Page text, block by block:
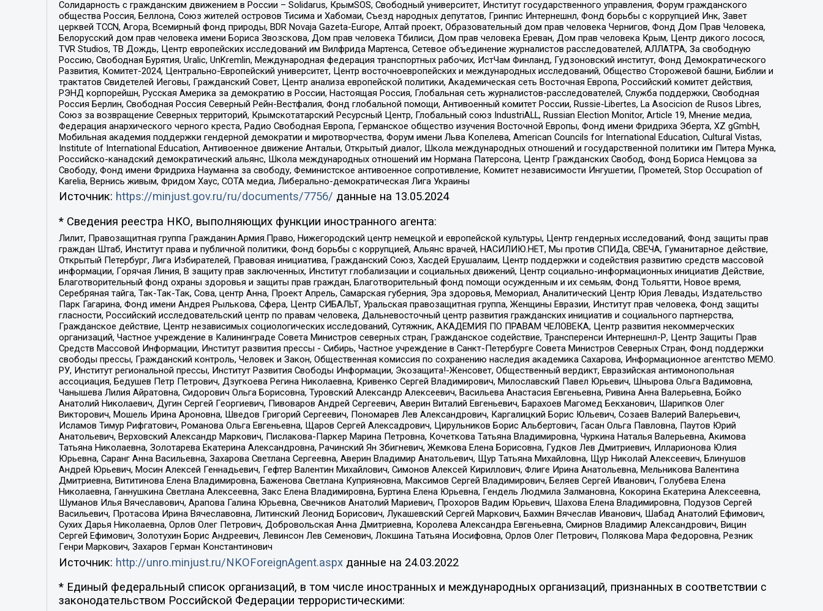
Солидарность с гражданским движением в России – Solidarus, КрымSOS, Свободный университет, Институт государственного управления, Форум гражданского
общества Россия, Беллона, Союз жителей островов Тисима и Хабомаи, Съезд народных депутатов, Гринпис Интернешнл, Фонд борьбы с коррупцией Инк, Завет
церквей TCCN, Агора, Всемирный фонд природы, BDR Novaja Gazeta-Europe, Алтай проект, Образовательный дом прав человека Чернигов, Фонд Дом Прав Человека,
Белорусский дом прав человека имени Бориса Звозскова, Дом прав человека Тбилиси, Дом прав человека Ереван, Дом прав человека Крым, Центр дикого лосося,
TVR Studios, ТВ Дождь, Центр европейских исследований им Вилфрида Мартенса, Сетевое объединение журналистов расследователей, АЛЛАТРА, За свободную
Россию, Свободная Бурятия, Uralic, UnKremlin, Международная федерация транспортных рабочих, ИстЧам Финланд, Гудзоновский институт, Фонд Демократического
Развития, Комитет-2024, Центрально-Европейский университет, Центр восточноевропейских и международных исследований, Общество Сторожевой башни, Библии и
трактатов Свидетелей Иеговы, Гражданский Совет, Центр анализа европейской политики, Академическая сеть Восточная Европа, Российский комитет действия,
РЭНД корпорейшн, Русская Америка за демократию в России, Настоящая Россия, Глобальная сеть журналистов-расследователей, Служба поддержки, Свободная
Россия Берлин, Свободная Россия Северный Рейн-Вестфалия, Фонд глобальной помощи, Антивоенный комитет России, Russie-Libertes, La Asocicion de Rusos Libres,
Союз за возвращение Северных территорий, Крымскотатарский Ресурсный Центр, Глобальный союз IndustriALL, Russian Election Monitor, Article 19, Мнение медиа,
Федерация анархического черного креста, Радио Свободная Европа, Германское общество изучения Восточной Европы, Фонд имени Фридриха Эберта, XZ gGmbH,
Мобильная академия поддержки гендерной демократии и миротворчества, Форум имени Льва Копелева, American Councils for International Education, Cultural Vistas,
Institute of International Education, Антивоенное движение Антальи, Открытый диалог, Школа международных отношений и государственной политики им Питера Мунка,
Российско-канадский демократический альянс, Школа международных отношений им Нормана Патерсона, Центр Гражданских Свобод, Фонд Бориса Немцова за
Свободу, Фонд имени Фридриха Науманна за свободу, Феминистское антивоенное сопротивление, Комитет независимости Ингушетии, Прометей, Stop Occupation of
Karelia, Вернись живым, Фридом Хаус, СОТА медиа, Либерально-демократическая Лига Украины
Источник: https://minjust.gov.ru/ru/documents/7756/ данные на 13.05.2024
* Сведения реестра НКО, выполняющих функции иностранного агента:
Лилит, Правозащитная группа Гражданин.Армия.Право, Нижегородский центр немецкой и европейской культуры, Центр гендерных исследований, Фонд защиты прав
граждан Штаб, Институт права и публичной политики, Фонд борьбы с коррупцией, Альянс врачей, НАСИЛИЮ.НЕТ, Мы против СПИДа, СВЕЧА, Гуманитарное действие,
Открытый Петербург, Лига Избирателей, Правовая инициатива, Гражданский Союз, Хасдей Ерушалаим, Центр поддержки и содействия развитию средств массовой
информации, Горячая Линия, В защиту прав заключенных, Институт глобализации и социальных движений, Центр социально-информационных инициатив Действие,
Благотворительный фонд охраны здоровья и защиты прав граждан, Благотворительный фонд помощи осужденным и их семьям, Фонд Тольятти, Новое время,
Серебряная тайга, Так-Так-Так, Сова, центр Анна, Проект Апрель, Самарская губерния, Эра здоровья, Мемориал, Аналитический Центр Юрия Левады, Издательство
Парк Гагарина, Фонд имени Андрея Рылькова, Сфера, Центр СИБАЛЬТ, Уральская правозащитная группа, Женщины Евразии, Институт прав человека, Фонд защиты
гласности, Российский исследовательский центр по правам человека, Дальневосточный центр развития гражданских инициатив и социального партнерства,
Гражданское действие, Центр независимых социологических исследований, Сутяжник, АКАДЕМИЯ ПО ПРАВАМ ЧЕЛОВЕКА, Центр развития некоммерческих
организаций, Частное учреждение в Калининграде Совета Министров северных стран, Гражданское содействие, Трансперенси Интернешнл-Р, Центр Защиты Прав
Средств Массовой Информации, Институт развития прессы - Сибирь, Частное учреждение в Санкт-Петербурге Совета Министров Северных Стран, Фонд поддержки
свободы прессы, Гражданский контроль, Человек и Закон, Общественная комиссия по сохранению наследия академика Сахарова, Информационное агентство МЕМО.
РУ, Институт региональной прессы, Институт Развития Свободы Информации, Экозащита!-Женсовет, Общественный вердикт, Евразийская антимонопольная
ассоциация, Бедушев Петр Петрович, Дзугкоева Регина Николаевна, Кривенко Сергей Владимирович, Милославский Павел Юрьевич, Шнырова Ольга Вадимовна,
Чанышева Лилия Айратовна, Сидорович Ольга Борисовна, Туровский Александр Алексеевич, Васильева Анастасия Евгеньевна, Ривина Анна Валерьевна, Бойко
Анатолий Николаевич, Дугин Сергей Георгиевич, Пивоваров Андрей Сергеевич, Аверин Виталий Евгеньевич, Барахоев Магомед Бекханович, Шарипков Олег
Викторович, Мошель Ирина Ароновна, Шведов Григорий Сергеевич, Пономарев Лев Александрович, Каргалицкий Борис Юльевич, Созаев Валерий Валерьевич,
Исламов Тимур Рифгатович, Романова Ольга Евгеньевна, Щаров Сергей Алексадрович, Цирульников Борис Альбертович, Гасан Ольга Павловна, Паутов Юрий
Анатольевич, Верховский Александр Маркович, Пислакова-Паркер Марина Петровна, Кочеткова Татьяна Владимировна, Чуркина Наталья Валерьевна, Акимова
Татьяна Николаевна, Золотарева Екатерина Александровна, Рачинский Ян Збигневич, Жемкова Елена Борисовна, Гудков Лев Дмитриевич, Илларионова Юлия
Юрьевна, Саранг Анна Васильевна, Захарова Светлана Сергеевна, Аверин Владимир Анатольевич, Щур Татьяна Михайловна, Щур Николай Алексеевич, Блинушов
Андрей Юрьевич, Мосин Алексей Геннадьевич, Гефтер Валентин Михайлович, Симонов Алексей Кириллович, Флиге Ирина Анатольевна, Мельникова Валентина
Дмитриевна, Вититинова Елена Владимировна, Баженова Светлана Куприяновна, Максимов Сергей Владимирович, Беляев Сергей Иванович, Голубева Елена
Николаевна, Ганнушкина Светлана Алексеевна, Закс Елена Владимировна, Буртина Елена Юрьевна, Гендель Людмила Залмановна, Кокорина Екатерина Алексеевна,
Шуманов Илья Вячеславович, Арапова Галина Юрьевна, Свечников Анатолий Мариевич, Прохоров Вадим Юрьевич, Шахова Елена Владимировна, Подузов Сергей
Васильевич, Протасова Ирина Вячеславовна, Литинский Леонид Борисович, Лукашевский Сергей Маркович, Бахмин Вячеслав Иванович, Шабад Анатолий Ефимович,
Сухих Дарья Николаевна, Орлов Олег Петрович, Добровольская Анна Дмитриевна, Королева Александра Евгеньевна, Смирнов Владимир Александрович, Вицин
Сергей Ефимович, Золотухин Борис Андреевич, Левинсон Лев Семенович, Локшина Татьяна Иосифовна, Орлов Олег Петрович, Полякова Мара Федоровна, Резник
Генри Маркович, Захаров Герман Константинович
Источник: http://unro.minjust.ru/NKOForeignAgent.aspxданные на 24.03.2022
* Единый федеральный список организаций, в том числе иностранных и международных организаций, признанных в соответствии с
законодательством Российской Федерации террористическими: